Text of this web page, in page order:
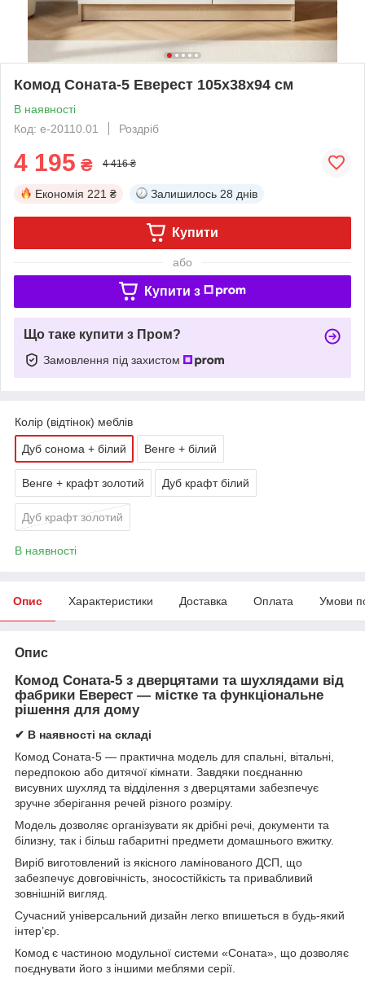
Комод Соната-5 Еверест 105x38x94 см
В наявності
Код: е-20110.01
Роздріб
4 195 ₴ 4 416 ₴
Економія 221 ₴ Залишилось 28 днів
Купити
або
Купити з
Що таке купити з Пром?
Замовлення під захистом
Колір (відтінок) меблів
Дуб сонома + білий Венге + білий
Венге + крафт золотий Дуб крафт білий
Дуб крафт золотий
В наявності
Опис Характеристики Доставка Оплата Умови
Опис
Комод Соната-5 з дверцятами та шухлядами від
фабрики Еверест — містке та функціональне
рішення для дому
✔ В наявності на складі
Комод Соната-5 — практична модель для спальні, вітальні,
передпокою або дитячої кімнати. Завдяки поєднанню
висувних шухляд та відділення з дверцятами забезпечує
зручне зберігання речей різного розміру.
Модель дозволяє організувати як дрібні речі, документи та
білизну, так і більш габаритні предмети домашнього вжитку.
Виріб виготовлений із якісного ламінованого ДСП, що
забезпечує довговічність, зносостійкість та привабливий
зовнішній вигляд.
Сучасний універсальний дизайн легко впишеться в будь-який
інтер’єр.
Комод є частиною модульної системи «Соната», що дозволяє
поєднувати його з іншими меблями серії.